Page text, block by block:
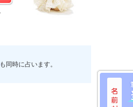
も同時に占います。